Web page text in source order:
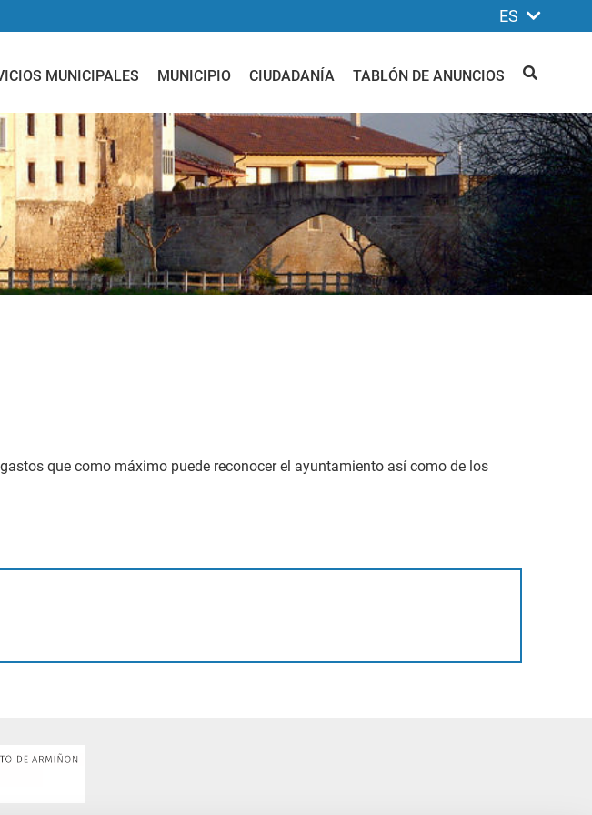
ES
MUNICIPALES MUNICIPIO CIUDADANÍA TABLÓN DE ANUNCIOS BUSCAR
que como máximo puede reconocer el ayuntamiento así como de los